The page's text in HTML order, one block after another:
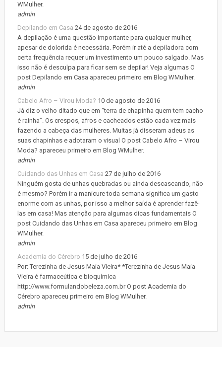
WMulher.
admin
Depilando em Casa 24 de agosto de 2016
A depilação é uma questão importante para qualquer mulher,
apesar de dolorida é necessária. Porém ir até a depiladora com
certa frequência requer um investimento um pouco salgado. Mas
isso não é desculpa para ficar sem se depilar! Veja algumas O
post Depilando em Casa apareceu primeiro em Blog WMulher.
admin
Cabelo Afro – Virou Moda? 10 de agosto de 2016
Já diz o velho ditado que em “terra de chapinha quem tem cacho
é rainha”. Os crespos, afros e cacheados estão cada vez mais
fazendo a cabeça das mulheres. Muitas já disseram adeus as
suas chapinhas e adotaram o visual O post Cabelo Afro – Virou
Moda? apareceu primeiro em Blog WMulher.
admin
Cuidando das Unhas em Casa 27 de julho de 2016
Ninguém gosta de unhas quebradas ou ainda descascando, não
é mesmo? Porém ir a manicure toda semana significa um gasto
enorme com as unhas, por isso a melhor saída é aprender fazê-
las em casa! Mas atenção para algumas dicas fundamentais O
post Cuidando das Unhas em Casa apareceu primeiro em Blog
WMulher.
admin
Academia do Cérebro 15 de julho de 2016
Por: Terezinha de Jesus Maia Vieira* *Terezinha de Jesus Maia
Vieira é farmaceútica e bioquímica
http://www.formulandobeleza.com.br O post Academia do
Cérebro apareceu primeiro em Blog WMulher.
admin